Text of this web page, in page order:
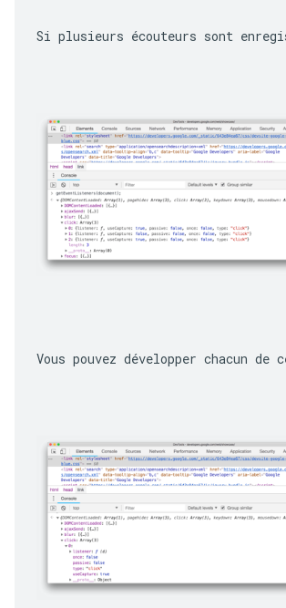
Si plusieurs écouteurs sont
Vous pouvez développer chacun